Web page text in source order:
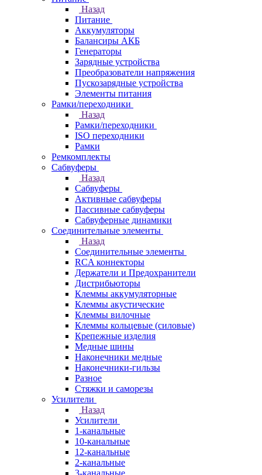
Назад
Питание
Аккумуляторы
Балансиры АКБ
Генераторы
Зарядные устройства
Преобразователи напряжения
Пускозарядные устройства
Элементы питания
Рамки/переходники
Назад
Рамки/переходники
ISO переходники
Рамки
Ремкомплекты
Сабвуферы
Назад
Сабвуферы
Активные сабвуферы
Пассивные сабвуферы
Сабвуферные динамики
Соединительные элементы
Назад
Соединительные элементы
RCA коннекторы
Держатели и Предохранители
Дистрибьюторы
Клеммы аккумуляторные
Клеммы акустические
Клеммы вилочные
Клеммы кольцевые (силовые)
Крепежные изделия
Медные шины
Наконечники медные
Наконечники-гильзы
Разное
Стяжки и саморезы
Усилители
Назад
Усилители
1-канальные
10-канальные
12-канальные
2-канальные
3-канальные